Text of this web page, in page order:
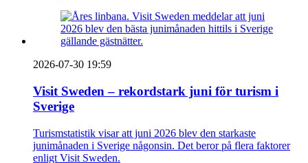
2026-07-30 19:59
Visit Sweden – rekordstark juni för turism i
Sverige
Turismstatistik visar att juni 2026 blev den starkaste
junimånaden i Sverige någonsin. Det beror på flera faktorer
enligt Visit Sweden.